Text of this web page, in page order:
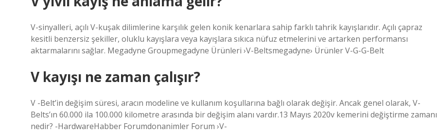
V-sinyalleri, açılı V-kuşak dilimlerine karşılık gelen konik kenarlara sahip farklı tahrik kayışlarıdır. Açılı çapraz
kesitli benzersiz şekiller, oluklu kayışlara veya kayışlara sıkıca nüfuz etmelerini ve artarken performansı
aktarmalarını sağlar. Megadyne Groupmegadyne Ürünleri ›V-Beltsmegadyne› Ürünler V-G-G-Belt
V kayışı ne zaman çalışır?
V -Belt’in değişim süresi, aracın modeline ve kullanım koşullarına bağlı olarak değişir. Ancak genel olarak, V-
Belts’ın 60.000 ila 100.000 kilometre arasında bir değişim alanı vardır.13 Mayıs 2020v kemerini değiştirme zamanı
nedir? -HardwareHabber Forumdonanimler Forum ›V-